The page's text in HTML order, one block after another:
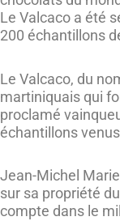
Le Valcaco a été
200 échantillons
Le Valcaco, du
martiniquais qui
proclamé
échantillons
Jean-Michel
sur sa propriété
compte dans le